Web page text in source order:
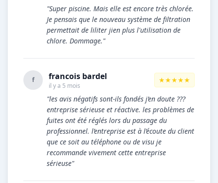
"Super piscine. Mais elle est encore très chlorée.
Je pensais que le nouveau système de filtration
permettait de liliter jien plus l'utilisation de
chlore. Dommage."
f francois bardel
il y a 5 mois
★★★★★
"les avis négatifs sont-ils fondés j’en doute ???
entreprise sérieuse et réactive. les problèmes de
fuites ont été réglés lors du passage du
professionnel. l’entreprise est à l’écoute du client
que ce soit au téléphone ou de visu je
recommande vivement cette entreprise
sérieuse"